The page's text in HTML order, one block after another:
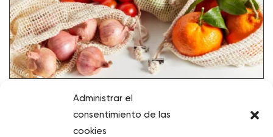
Administrar el
consentimiento de las
cookies
ELABORACIÓN DEL PLAN COMARCAL DE PREVENCIÓN
DE RESIDUOS DEL BERGUEDÀ (2022)